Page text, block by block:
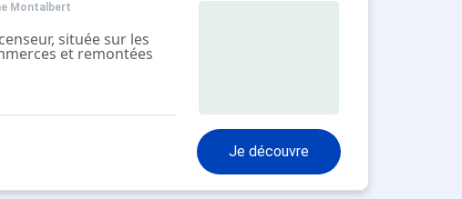
Montalbert
située sur les
et remontées
Je découvre